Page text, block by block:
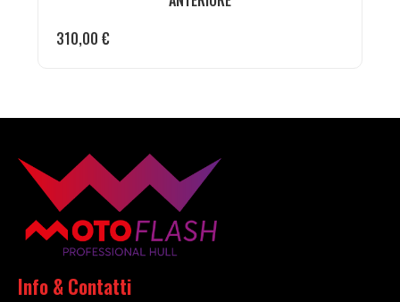
310,00 €
Info & Contatti